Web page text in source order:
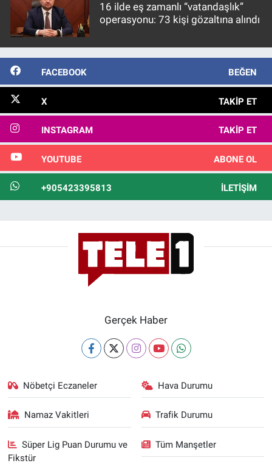
16 ilde eş zamanlı “vatandaşlık”
operasyonu: 73 kişi gözaltına alındı
FACEBOOK BEĞEN
X TAKIP ET
INSTAGRAM TAKIP ET
YOUTUBE ABONE OL
+905423395813 İLETIŞIM
Gerçek Haber
Nöbetçi Eczaneler Hava Durumu
Namaz Vakitleri Trafik Durumu
Süper Lig Puan Durumu ve
Fikstür
Tüm Manşetler